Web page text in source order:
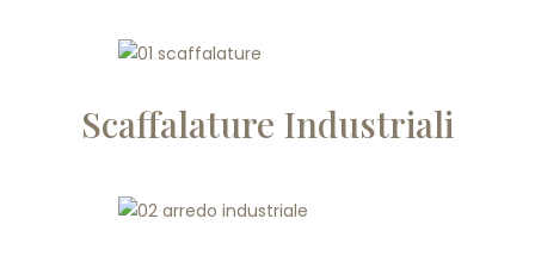
Scaffalature Industriali